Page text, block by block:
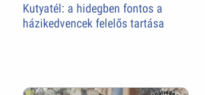
Kutyatél: a hidegben fontos a
házikedvencek felelős tartása